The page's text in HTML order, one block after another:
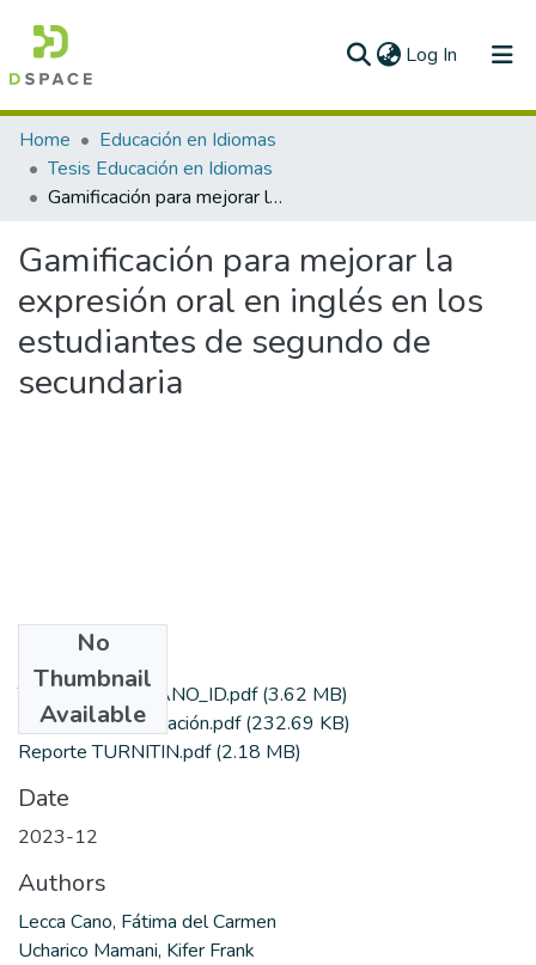
Log In (current)
Communities & Collections
All of DSpace
Home
Educación en Idiomas
Tesis Educación en Idiomas
Gamificación para mejorar la expresión oral en inglés en los estudiantes de segundo de secundaria
Gamificación para mejorar la
expresión oral en inglés en los
estudiantes de segundo de
secundaria
No
Thumbnail
Available
TESIS_LECCA CANO_ID.pdf(3.62 MB)
Autorización pubicación.pdf(232.69 KB)
Reporte TURNITIN.pdf(2.18 MB)
Date
2023-12
Authors
Lecca Cano, Fátima del Carmen
Ucharico Mamani, Kifer Frank